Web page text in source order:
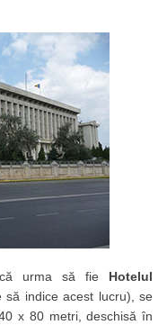
urma să fie Hotelul
indice acest lucru), se
x 80 metri, deschisă în